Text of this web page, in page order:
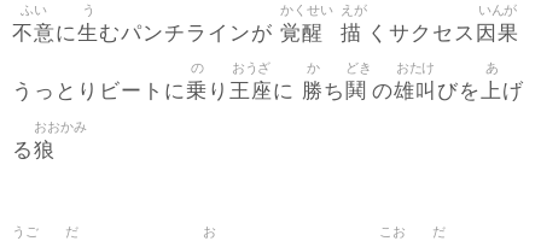
不意
ふい
に生
う
むパンチラインが 覚醒
かくせい
描
えが
くサクセス 因果
いんが
うっとりビートに乗
の
り 王座
おうざ
に 勝
か
ち 鬨
どき
の雄叫
おたけ
びを上
あ
げ
る狼
おおかみ
うご だ お こお だ